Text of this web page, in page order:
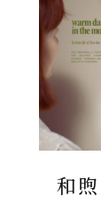
和